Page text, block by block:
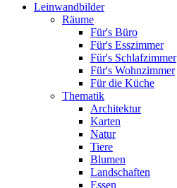
Leinwandbilder
Räume
Für's Büro
Für's Esszimmer
Für's Schlafzimmer
Für's Wohnzimmer
Für die Küche
Thematik
Architektur
Karten
Natur
Tiere
Blumen
Landschaften
Essen